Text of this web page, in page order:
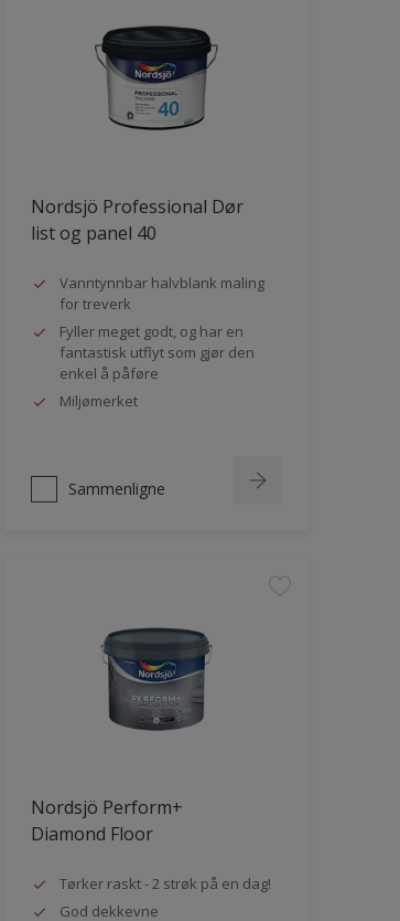
Nordsjö Professional Dør
list og panel 40
Vanntynnbar halvblank maling
for treverk
Fyller meget godt, og har en
fantastisk utflyt som gjør den
enkel å påføre
Miljømerket
Sammenligne
Nordsjö Perform+
Diamond Floor
Tørker raskt - 2 strøk på en dag!
God dekkevne